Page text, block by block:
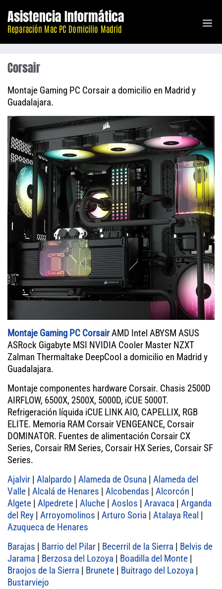
contenido
Asistencia Informática
Reparación Mac PC Domicilio Madrid
Corsair
Montaje Gaming PC Corsair a domicilio en Madrid y
Guadalajara.
Montaje Gaming PC CorsairAMD Intel ABYSM ASUS
ASRock Gigabyte MSI NVIDIA Cooler Master NZXT
Zalman Thermaltake DeepCool a domicilio en Madrid y
Guadalajara.
Montaje componentes hardware Corsair. Chasis 2500D
AIRFLOW, 6500X, 2500X, 5000D, iCUE 5000T.
Refrigeración líquida iCUE LINK AIO, CAPELLIX, RGB
ELITE. Memoria RAM Corsair VENGEANCE, Corsair
DOMINATOR. Fuentes de alimentación Corsair CX
Series, Corsair RM Series, Corsair HX Series, Corsair SF
Series.
Ajalvir | Alalpardo | Alameda de Osuna | Alameda del
Valle | Alcalá de Henares | Alcobendas | Alcorcón |
Algete | Alpedrete | Aluche | Aoslos | Aravaca | Arganda
del Rey | Arroyomolinos | Arturo Soria | Atalaya Real |
Azuqueca de Henares
Barajas | Barrio del Pilar | Becerril de la Sierra | Belvis de
Jarama | Berzosa del Lozoya | Boadilla del Monte |
Braojos de la Sierra | Brunete | Buitrago del Lozoya |
Bustarviejo